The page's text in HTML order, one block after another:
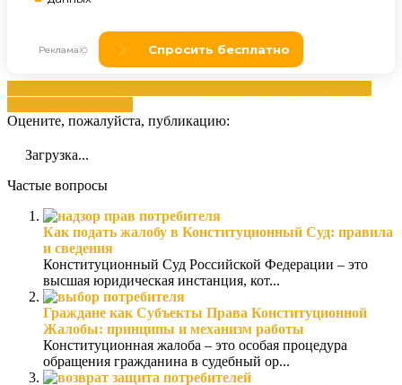
Оцените, пожалуйста, публикацию:
Загрузка...
Частые вопросы
Как подать жалобу в Конституционный Суд: правила
и сведения
Конституционный Суд Российской Федерации – это
высшая юридическая инстанция, кот...
Граждане как Субъекты Права Конституционной
Жалобы: принципы и механизм работы
Конституционная жалоба – это особая процедура
обращения гражданина в судебный ор...